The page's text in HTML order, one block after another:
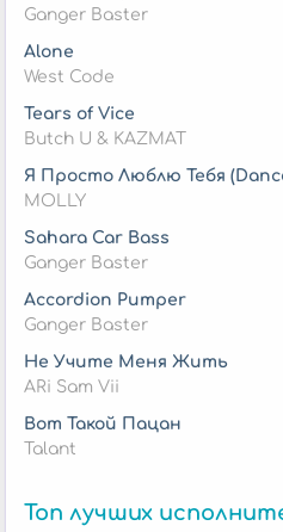
Ganger Baster
Alone
West Code
Tears of Vice
Butch U & KAZMAT
Я Просто Люблю Тебя
MOLLY
Sahara Car Bass
Ganger Baster
Accordion Pumper
Ganger Baster
Не Учите Меня Жить
ARi Sam Vii
Вот Такой Пацан
Talant
Топ лучших